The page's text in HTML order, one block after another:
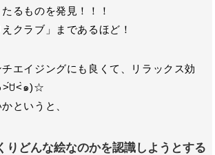
るものを発見！！！
クラブ」まであるほど！
エイジングにも良くて、リラックス効
˃́ꇴ˂̀๑)☆
というと、
りどんな絵なのかを認識しようとする